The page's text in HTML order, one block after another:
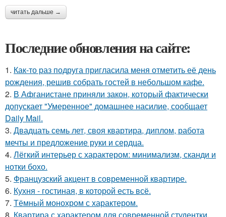
читать дальше →
Последние обновления на сайте:
1. Как-то раз подруга пригласила меня отметить её день
рождения, решив собрать гостей в небольшом кафе.
2. В Афганистане приняли закон, который фактически
допускает "Умеренное" домашнее насилие, сообщает
Daily Mail.
3. Двадцать семь лет, своя квартира, диплом, работа
мечты и предложение руки и сердца.
4. Лёгкий интерьер с характером: минимализм, сканди и
нотки бохо.
5. Французский акцент в современной квартире.
6. Кухня - гостиная, в которой есть всё.
7. Тёмный монохром с характером.
8. Квартира с характером для современной студентки.